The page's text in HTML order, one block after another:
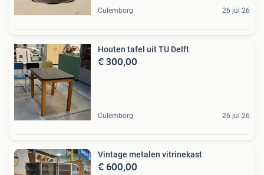
Culemborg 26 jul 26
Houten tafel uit TU Delft
€ 300,00
Culemborg 26 jul 26
Vintage metalen vitrinekast
€ 600,00